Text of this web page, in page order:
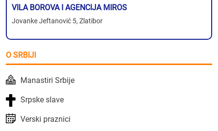
VILA BOROVA I AGENCIJA MIROS
Jovanke Jeftanović 5, Zlatibor
O SRBIJI
Manastiri Srbije
Srpske slave
Verski praznici